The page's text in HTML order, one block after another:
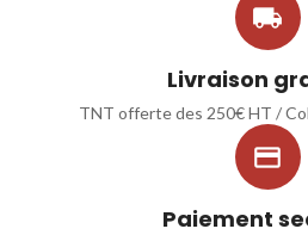

Livraison
TNT offerte des 250€ HT /

Paiement